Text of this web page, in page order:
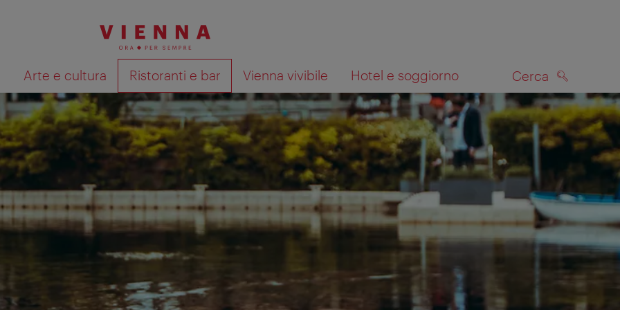
Arte e cultura Ristoranti e bar Vienna vivibile Hotel e soggiorno Cerca
Mostra i risultati della ricerca sulla mappa CERCA